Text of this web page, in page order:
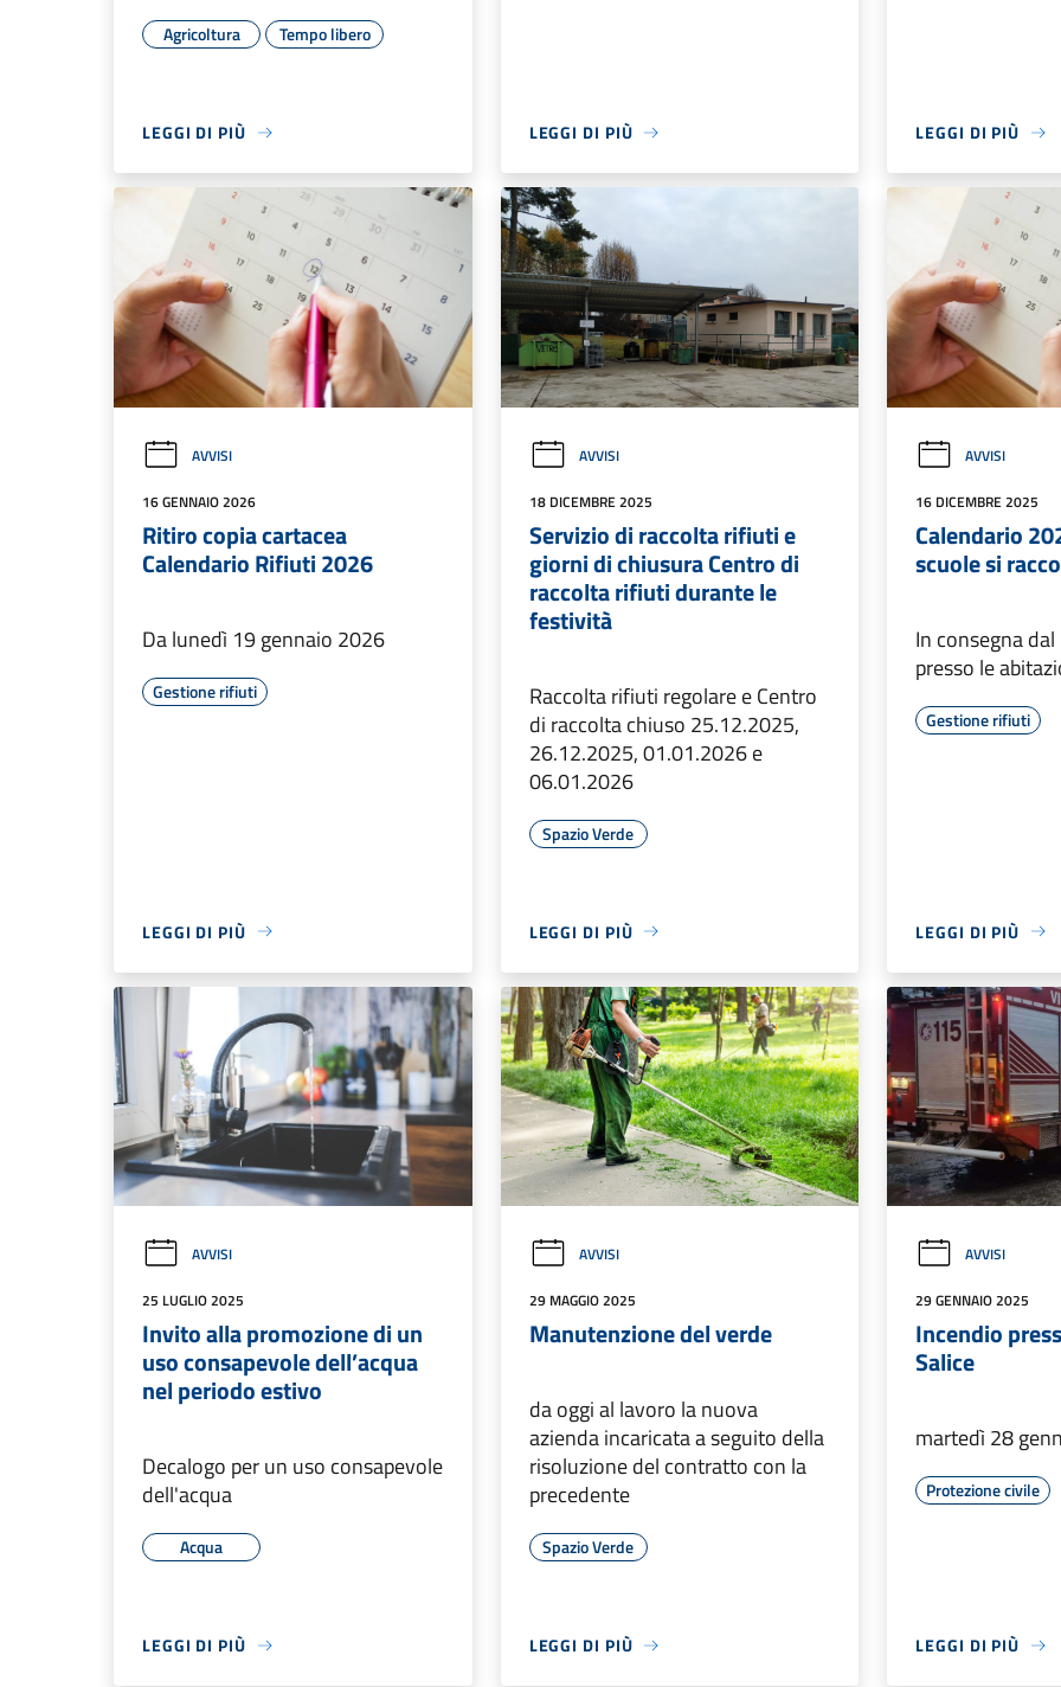
Agricoltura Tempo libero
LEGGI DI PIÙ LEGGI DI PIÙ LEGGI DI PIÙ
AVVISI
16 GENNAIO 2026
Ritiro copia cartacea
Calendario Rifiuti 2026
Da lunedì 19 gennaio 2026
Gestione rifiuti
LEGGI DI PIÙ
AVVISI
18 DICEMBRE 2025
Servizio di raccolta rifiuti e
giorni di chiusura Centro di
raccolta rifiuti durante le
festività
Raccolta rifiuti regolare e Centro
di raccolta chiuso 25.12.2025,
26.12.2025, 01.01.2026 e
06.01.2026
Spazio Verde
LEGGI DI PIÙ
AVVISI
16 DICEMBRE 2025
Calendario
scuole si
In consegna
presso le
Gestione rifiuti
LEGGI DI PIÙ
AVVISI
25 LUGLIO 2025
Invito alla promozione di un
uso consapevole dell’acqua
nel periodo estivo
Decalogo per un uso consapevole
dell'acqua
Acqua
LEGGI DI PIÙ
AVVISI
29 MAGGIO 2025
Manutenzione del verde
da oggi al lavoro la nuova
azienda incaricata a seguito della
risoluzione del contratto con la
precedente
Spazio Verde
LEGGI DI PIÙ
AVVISI
29 GENNAIO 2025
Incendio
Salice
martedì 28
Protezione civile
LEGGI DI PIÙ